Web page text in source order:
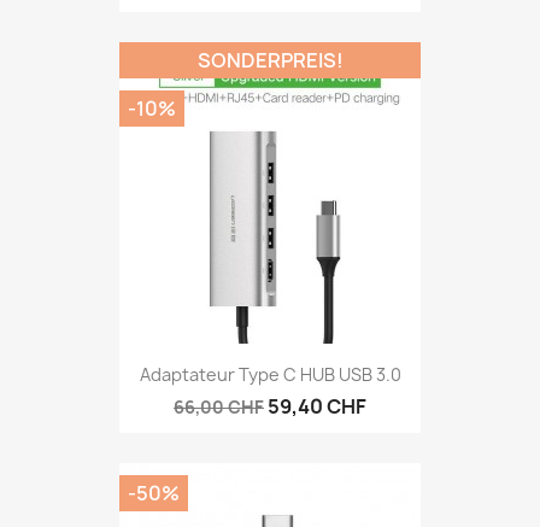
Adaptateur Type C HUB USB 3.0
66,00 CHF 59,40 CHF
SONDERPREIS!
-10%
-50%